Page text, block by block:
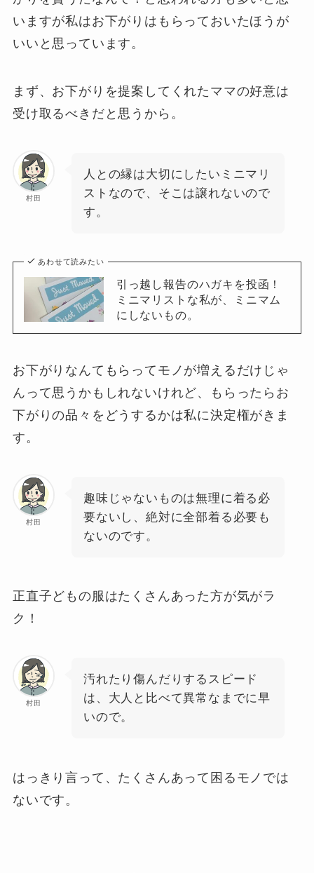
いますが私はお下がりはもらっておいたほうが
いいと思っています。
まず、お下がりを提案してくれたママの好意は
受け取るべきだと思うから。
村田
人との縁は大切にしたいミニマリ
ストなので、そこは譲れないので
す。
あわせて読みたい
引っ越し報告のハガキを投函！
ミニマリストな私が、ミニマム
にしないもの。
お下がりなんてもらってモノが増えるだけじゃ
んって思うかもしれないけれど、もらったらお
下がりの品々をどうするかは私に決定権がきま
す。
村田
趣味じゃないものは無理に着る必
要ないし、絶対に全部着る必要も
ないのです。
正直子どもの服はたくさんあった方が気がラ
ク！
村田
汚れたり傷んだりするスピード
は、大人と比べて異常なまでに早
いので。
はっきり言って、たくさんあって困るモノでは
ないです。